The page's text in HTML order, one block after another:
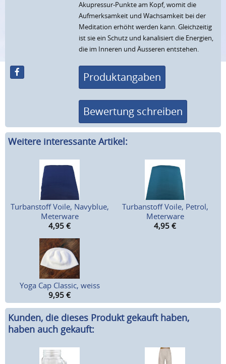
Akupressur-Punkte am Kopf, womit die
Aufmerksamkeit und Wachsamkeit bei der
Meditation erhöht werden kann. Gleichzeitig
ist sie ein Schutz und kanalisiert die Energien,
die im Inneren und Äusseren entstehen.
Produktangaben
Bewertung schreiben
Weitere interessante Artikel:
Turbanstoff Voile, Navyblue,
Meterware
4,95 €
Turbanstoff Voile, Petrol,
Meterware
4,95 €
Yoga Cap Classic, weiss
9,95 €
Kunden, die dieses Produkt gekauft haben,
haben auch gekauft: